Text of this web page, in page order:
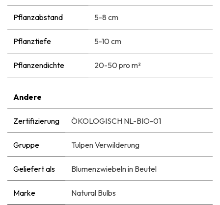
Pflanzabstand 5-8 cm
Pflanztiefe 5-10 cm
Pflanzendichte 20-50 pro m²
Andere
Zertifizierung ÖKOLOGISCH NL-BIO-01
Gruppe Tulpen Verwilderung
Geliefert als Blumenzwiebeln in Beutel
Marke Natural Bulbs